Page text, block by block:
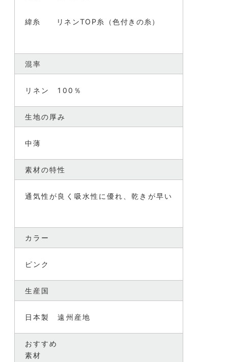
緯糸 リネンTOP糸（色付きの糸）
混率
リネン 100％
生地の厚み
中薄
素材の特性
通気性が良く吸水性に優れ、乾きが早い
カラー
ピンク
生産国
日本製 遠州産地
おすすめ
素材